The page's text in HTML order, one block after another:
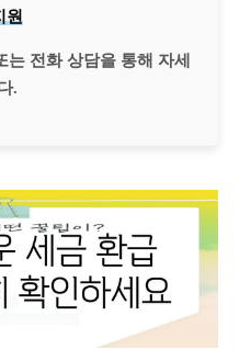
원
전화 상담을 통해 자세
.